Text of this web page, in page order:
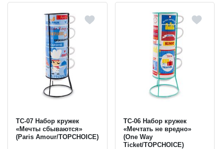
TC-07 Набор кружек
«Мечты сбываются»
(Paris Amour/TOPCHOICE)
TC-06 Набор кружек
«Мечтать не вредно»
(One Way
Ticket/TOPCHOICE)